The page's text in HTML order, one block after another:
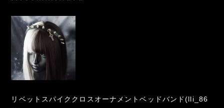
リベットスパイククロスオーナメントベッドバンド(lli_86